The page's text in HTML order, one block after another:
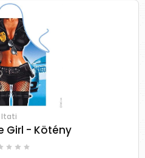
Itati
Girl - Kötény